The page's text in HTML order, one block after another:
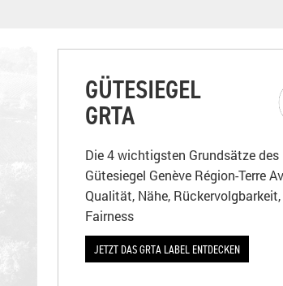
GÜTESIEGEL
GRTA
Die 4 wichtigsten Grundsätze des
Gütesiegel Genève Région-Terre
Qualität, Nähe, Rückervolgbarkeit,
Fairness
JETZT DAS GRTA LABEL ENTDECKEN